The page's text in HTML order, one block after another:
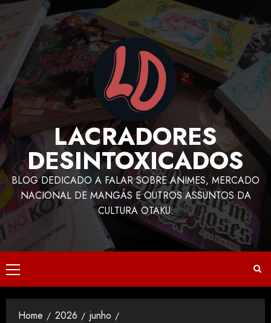
LACRADORES
DESINTOXICADOS
BLOG DEDICADO A FALAR SOBRE ANIMES, MERCADO
NACIONAL DE MANGÁS E OUTROS ASSUNTOS DA
CULTURA OTAKU.
Home 2026
junho